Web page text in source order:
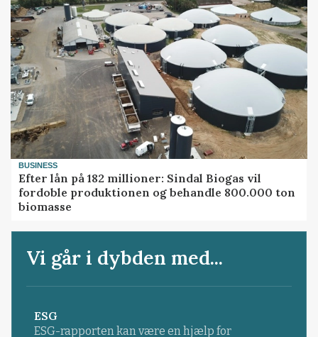
BUSINESS
Efter lån på 182 millioner: Sindal Biogas vil
fordoble produktionen og behandle 800.000 ton
biomasse
Vi går i dybden med...
ESG
ESG-rapporten kan være en hjælp for